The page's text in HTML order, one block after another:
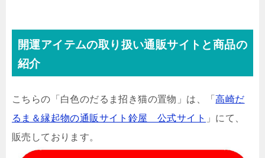
開運アイテムの取り扱い通販サイトと商品の
紹介
こちらの「白色のだるま招き猫の置物」は、「高崎だ
るま＆縁起物の通販サイト鈴屋 公式サイト 」にて、
販売しております。